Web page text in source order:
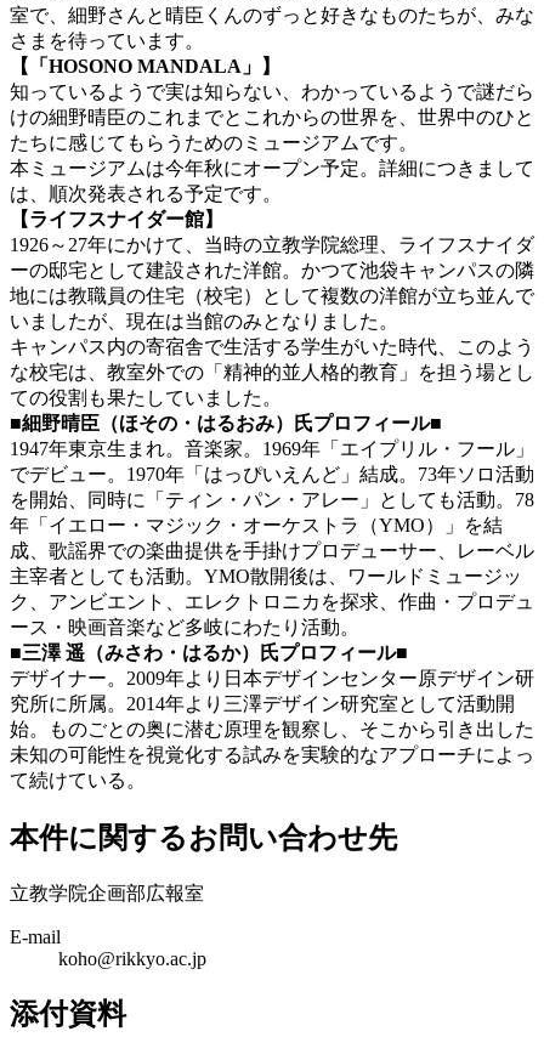
室で、細野さんと晴臣くんのずっと好きなものたちが、みな
さまを待っています。
【「HOSONO MANDALA」】
知っているようで実は知らない、わかっているようで謎だら
けの細野晴臣のこれまでとこれからの世界を、世界中のひと
たちに感じてもらうためのミュージアムです。
本ミュージアムは今年秋にオープン予定。詳細につきまして
は、順次発表される予定です。
【ライフスナイダー館】
1926～27年にかけて、当時の立教学院総理、ライフスナイダ
ーの邸宅として建設された洋館。かつて池袋キャンパスの隣
地には教職員の住宅（校宅）として複数の洋館が立ち並んで
いましたが、現在は当館のみとなりました。
キャンパス内の寄宿舎で生活する学生がいた時代、このよう
な校宅は、教室外での「精神的並人格的教育」を担う場とし
ての役割も果たしていました。
■細野晴臣（ほその・はるおみ）氏プロフィール■
1947年東京生まれ。音楽家。1969年「エイプリル・フール」
でデビュー。1970年「はっぴいえんど」結成。73年ソロ活動
を開始、同時に「ティン・パン・アレー」としても活動。78
年「イエロー・マジック・オーケストラ（YMO）」を結
成、歌謡界での楽曲提供を手掛けプロデューサー、レーベル
主宰者としても活動。YMO散開後は、ワールドミュージッ
ク、アンビエント、エレクトロニカを探求、作曲・プロデュ
ース・映画音楽など多岐にわたり活動。
■三澤 遥（みさわ・はるか）氏プロフィール■
デザイナー。2009年より日本デザインセンター原デザイン研
究所に所属。2014年より三澤デザイン研究室として活動開
始。ものごとの奥に潜む原理を観察し、そこから引き出した
未知の可能性を視覚化する試みを実験的なアプローチによっ
て続けている。
本件に関するお問い合わせ先
立教学院企画部広報室
E-mail
koho@rikkyo.ac.jp
添付資料